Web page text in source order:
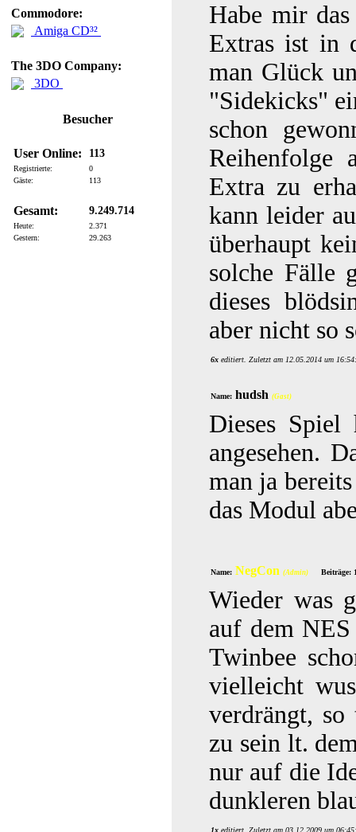
Commodore:
Amiga CD³²
The 3DO Company:
3DO
Besucher
User Online: 113
Registrierte:
0
Gäste:
113
Gesamt: 9.249.714
Heute:
2.371
Gestern:
29.263
Habe mir
Extras ist in
man Glück
"Sidekicks"
schon
Reihenfolge
Extra zu
kann leider
überhaupt
solche Fälle
dieses
aber nicht so
6x editiert. Zuletzt am 12.05.2014 um
Name: hudsh (Gast)
Dieses
angesehen.
man ja
das Modul
Name: NegCon (Admin) Beiträge:
Wieder was
auf dem
Twinbee
vielleicht
verdrängt,
zu sein lt.
nur auf die
dunkleren
1x editiert. Zuletzt am 03.12.2009 um